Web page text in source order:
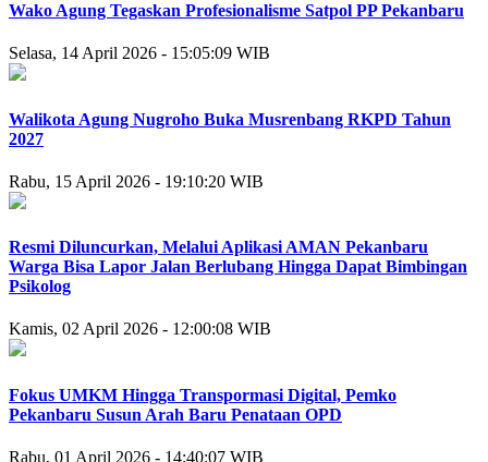
Wako Agung Tegaskan Profesionalisme Satpol PP Pekanbaru
Selasa, 14 April 2026 - 15:05:09 WIB
Walikota Agung Nugroho Buka Musrenbang RKPD Tahun
2027
Rabu, 15 April 2026 - 19:10:20 WIB
Resmi Diluncurkan, Melalui Aplikasi AMAN Pekanbaru
Warga Bisa Lapor Jalan Berlubang Hingga Dapat Bimbingan
Psikolog
Kamis, 02 April 2026 - 12:00:08 WIB
Fokus UMKM Hingga Transpormasi Digital, Pemko
Pekanbaru Susun Arah Baru Penataan OPD
Rabu, 01 April 2026 - 14:40:07 WIB